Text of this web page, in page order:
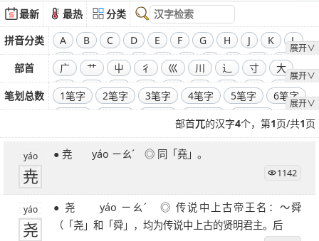
最新 最热
分类
拼音分类
展开∨
A B C D E F G H J K
L
M
N O P Q R S T W
X
Y
Z
部首
展开∨
广 艹 屮 彳 巛 川 辶 寸
大
飞
干 工 弓 廾 囗 己 彐
彑
巾
口 全部偏旁部首
笔划总数
展开∨
1笔字 2笔字 3笔字 4笔字 5笔字
6笔字
10笔字
11笔字
12笔字
13笔字 14笔字 15笔字
16笔字
17笔字
18笔字 19笔字
26笔字
27笔字
28笔字 29笔字 30笔字
31笔字
32笔字
33笔字 34笔字 35笔字
36笔字
39笔字
51笔字
部首兀的汉字4个，第1页/共1页
yáo
尭
● 尭 yáo ㄧㄠˊ ◎ 同「堯」。
1142
yáo
尧
● 尧 yáo ㄧㄠˊ ◎ 传说中上古帝王名：～舜
（「尧」和「舜」，均为传说中上古的贤明君主。后